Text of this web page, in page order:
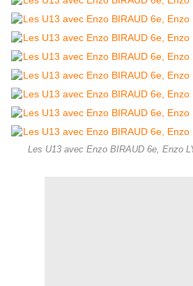
Les U13 avec Enzo BIRAUD 6e, Enzo